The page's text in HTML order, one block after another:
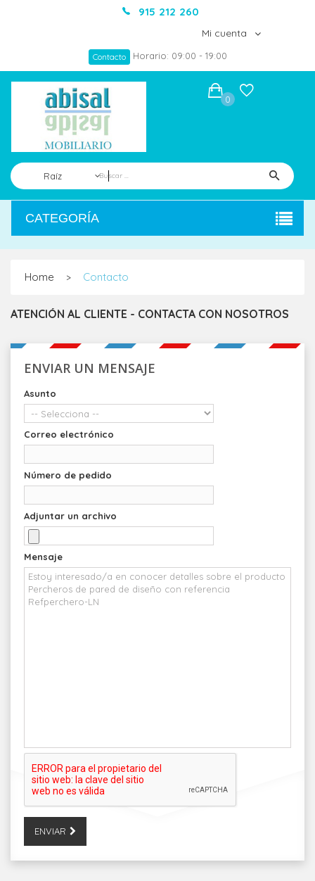
915 212 260
Mi cuenta
Contacto Horario: 09:00 - 19:00
Raíz
0
CATEGORÍA
Home > Contacto
ATENCIÓN AL CLIENTE - CONTACTA CON NOSOTROS
ENVIAR UN MENSAJE
Asunto
Correo electrónico
Número de pedido
Adjuntar un archivo
Mensaje
ENVIAR